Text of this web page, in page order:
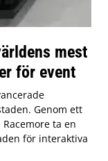
mest
för event
Genom ett
ta en
för interaktiva